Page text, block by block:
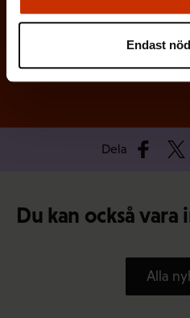
Endast
Prenumerera
Dela
Du kan också vara
Alla